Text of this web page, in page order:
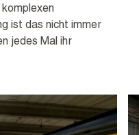
ist das nicht immer
jedes Mal ihr